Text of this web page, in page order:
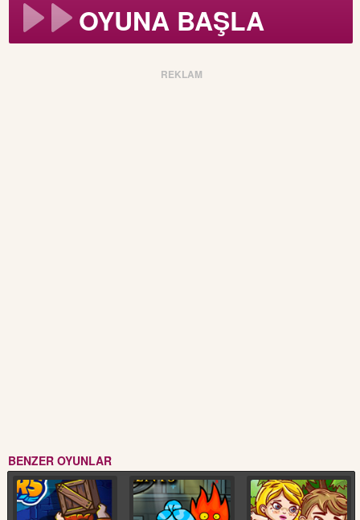
OYUNA BAŞLA
REKLAM
BENZER OYUNLAR